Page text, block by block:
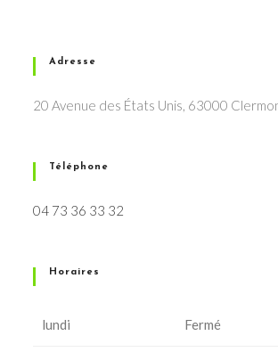
Adresse
20 Avenue des États Unis, 63000
Téléphone
04 73 36 33 32
Horaires
lundi Fermé